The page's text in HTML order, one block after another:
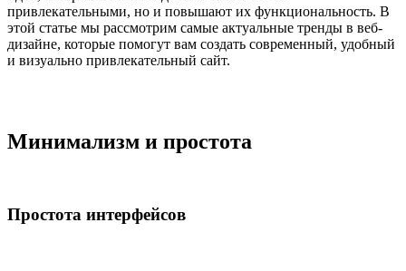
привлекательными, но и повышают их функциональность. В
этой статье мы рассмотрим самые актуальные тренды в веб-
дизайне, которые помогут вам создать современный, удобный
и визуально привлекательный сайт.
Минимализм и простота
Простота интерфейсов